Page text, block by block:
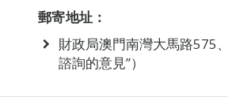
郵寄地址：
財政局澳門南灣大馬路575
諮詢的意見”）